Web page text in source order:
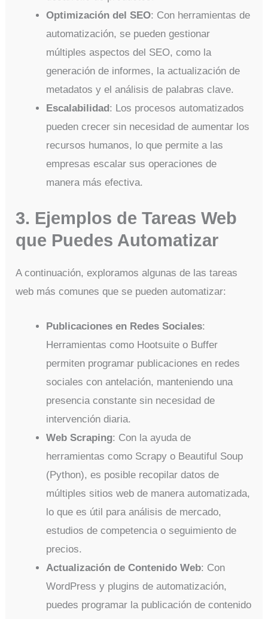
Optimización del SEO: Con herramientas de
automatización, se pueden gestionar
múltiples aspectos del SEO, como la
generación de informes, la actualización de
metadatos y el análisis de palabras clave.
Escalabilidad : Los procesos automatizados
pueden crecer sin necesidad de aumentar los
recursos humanos, lo que permite a las
empresas escalar sus operaciones de
manera más efectiva.
3. Ejemplos de Tareas Web
que Puedes Automatizar
A continuación, exploramos algunas de las tareas
web más comunes que se pueden automatizar:
Publicaciones en Redes Sociales:
Herramientas como Hootsuite o Buffer
permiten programar publicaciones en redes
sociales con antelación, manteniendo una
presencia constante sin necesidad de
intervención diaria.
Web Scraping: Con la ayuda de
herramientas como Scrapy o Beautiful Soup
(Python), es posible recopilar datos de
múltiples sitios web de manera automatizada,
lo que es útil para análisis de mercado,
estudios de competencia o seguimiento de
precios.
Actualización de Contenido Web: Con
WordPress y plugins de automatización,
puedes programar la publicación de contenido